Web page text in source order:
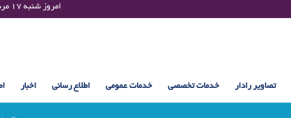
Saturday 08 August 2026 , 06:23 UTC ¤¤¤¤ امروز شنبه ۱۷ مرداد ۱۴۰۵ساعت : ۰۶:۲۳
تصاویر رادار خدمات تخصصی خدمات عمومی اطلاع رسانی اخبار